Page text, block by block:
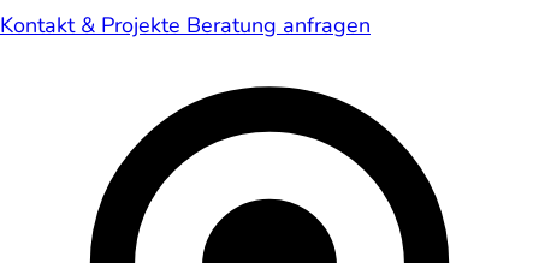
Kontakt & Projekte Beratung anfragen